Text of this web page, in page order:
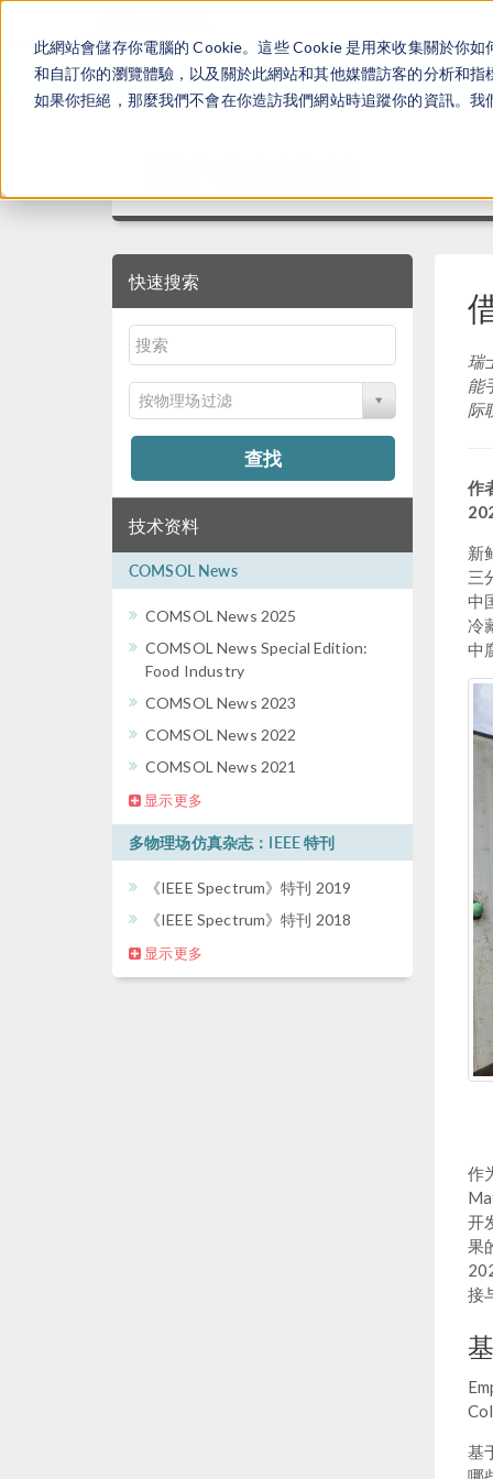
此網站會儲存你電腦的 Cookie。這些 Cookie 是用來收集關於你
和自訂你的瀏覽體驗，以及關於此網站和其他媒體訪客的分析和
如果你拒絕，那麼我們不會在你造訪我們網站時追蹤你的資訊。
快速搜索
按物理场过滤
查找
技术资料
COMSOL News
COMSOL News 2025
COMSOL News Special Edition:
Food Industry
COMSOL News 2023
COMSOL News 2022
COMSOL News 2021
显示更多
多物理场仿真杂志：IEEE 特刊
《IEEE Spectrum》特刊 2019
《IEEE Spectrum》特刊 2018
显示更多
瑞
能
际
作
新
三
中
冷
中
作
开
果
接
基